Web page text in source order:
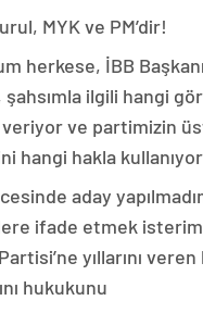
MYK ve PM’dir!
herkese, İBB
ilgili hangi
ve partimizin
hangi hakla
aday
ifade etmek
yıllarını
hukukunu